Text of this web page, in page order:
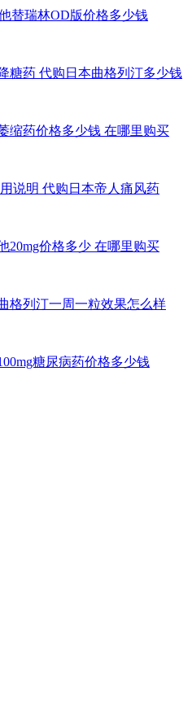
替瑞林OD版价格多少钱
糖药 代购日本曲格列汀多少钱
缩药价格多少钱 在哪里购买
说明 代购日本帝人痛风药
20mg价格多少 在哪里购买
格列汀一周一粒效果怎么样
糖尿病药价格多少钱